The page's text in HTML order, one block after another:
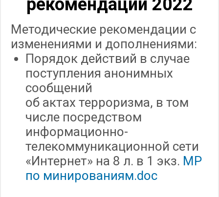
рекомендации 2022
Методические рекомендации с
изменениями и дополнениями:
Порядок действий в случае
поступления анонимных
сообщений
об актах терроризма, в том
числе посредством
информационно-
телекоммуникационной сети
«Интернет» на 8 л. в 1 экз. МР
по минированиям.doc